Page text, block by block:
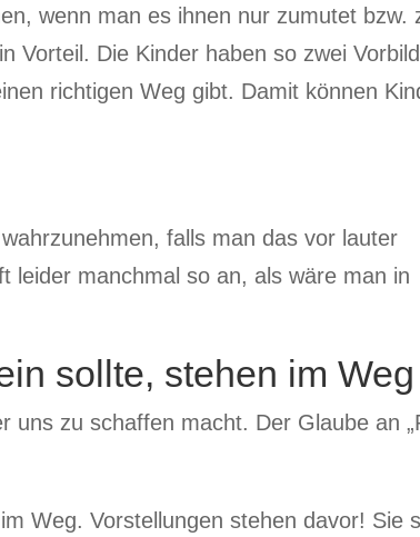
wenn man es ihnen nur zumutet bzw.
Vorteil. Die Kinder haben so zwei
richtigen Weg gibt. Damit können
falls man das vor lauter
leider manchmal so an, als wäre man in
sollte, stehen im Weg
zu schaffen macht. Der Glaube an
Weg. Vorstellungen stehen davor! Sie